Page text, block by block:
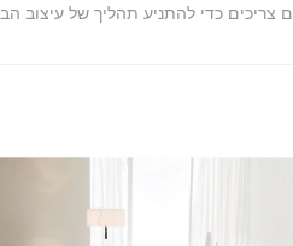
כדי להתניע תהליך של עיצוב